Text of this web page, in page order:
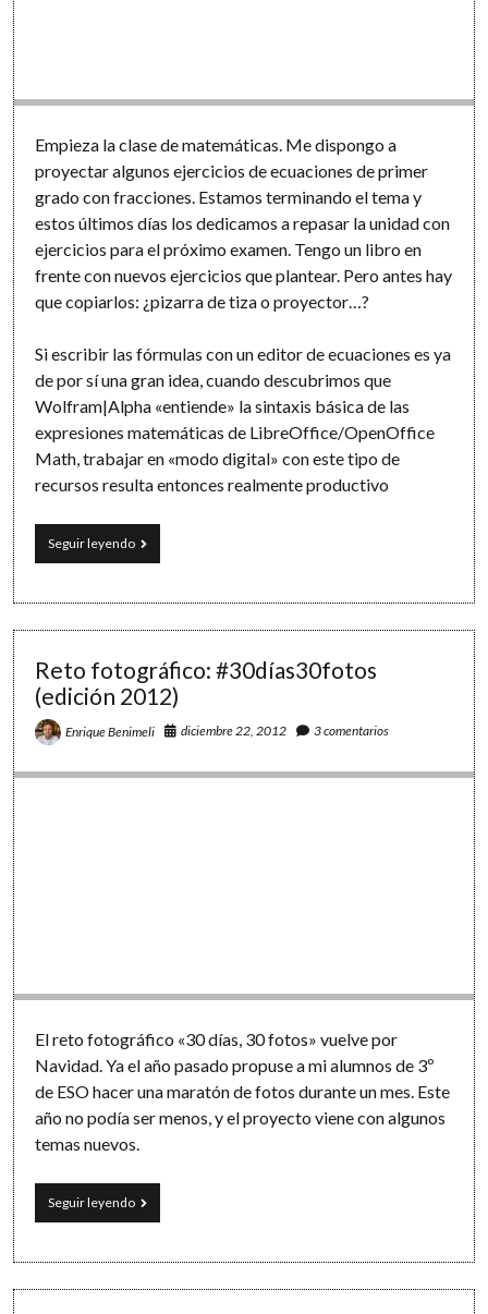
Empieza la clase de matemáticas. Me dispongo a
proyectar algunos ejercicios de ecuaciones de primer
grado con fracciones. Estamos terminando el tema y
estos últimos días los dedicamos a repasar la unidad con
ejercicios para el próximo examen. Tengo un libro en
frente con nuevos ejercicios que plantear. Pero antes hay
que copiarlos: ¿pizarra de tiza o proyector…?
Si escribir las fórmulas con un editor de ecuaciones es ya
de por sí una gran idea, cuando descubrimos que
Wolfram|Alpha «entiende» la sintaxis básica de las
expresiones matemáticas de LibreOffice/OpenOffice
Math, trabajar en «modo digital» con este tipo de
recursos resulta entonces realmente productivo
Seguir leyendoEcuaciones
con
y
cómo
matar
dos
de
tiro
Reto fotográfico: #30días30fotos
(edición 2012)
Enrique Benimeli diciembre 22, 2012 3 comentarios
El reto fotográfico «30 días, 30 fotos» vuelve por
Navidad. Ya el año pasado propuse a mi alumnos de 3º
de ESO hacer una maratón de fotos durante un mes. Este
año no podía ser menos, y el proyecto viene con algunos
temas nuevos.
Seguir leyendoReto
fotográfico:
(edición